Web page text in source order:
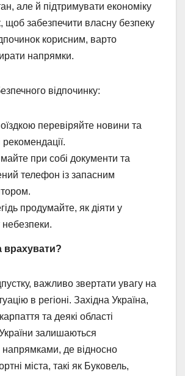
але й підтримувати економіку
щоб забезпечити власну безпеку
корисним, варто
напрямки.
відпочинку:
перевіряйте новини та
рекомендації.
при собі документи та
телефон із запасним
продумайте, як діяти у
небезпеки.
важливо звертати увагу на
в регіоні. Західна Україна,
та деякі області
залишаються
де відносно
міста, такі як Буковель,